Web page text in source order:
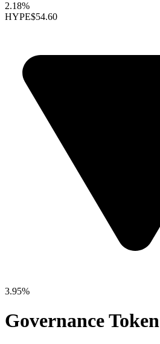
2.18%
HYPE$54.60
3.95%
Governance Token